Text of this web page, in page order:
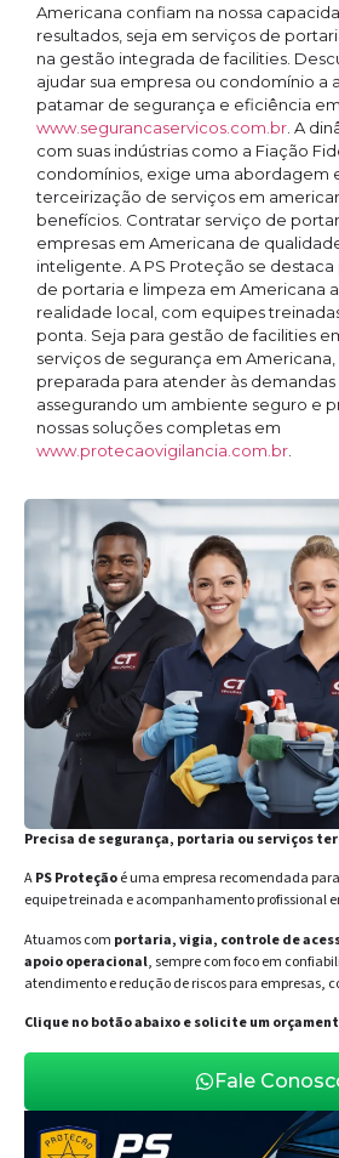
Americana confiam na nossa
resultados, seja em serviços de
na gestão integrada de facilities.
ajudar sua empresa ou condomínio a
patamar de segurança e eficiência em
www.segurancaservicos.com.br . A
com suas indústrias como a Fiação
condomínios, exige uma abordagem
terceirização de serviços em
benefícios. Contratar serviço de
empresas em Americana de
inteligente. A PS Proteção se
de portaria e limpeza em Americana
realidade local, com equipes
ponta. Seja para gestão de facilities
serviços de segurança em
preparada para atender às demandas
assegurando um ambiente seguro e
nossas soluções completas em
www.protecaovigilancia.com.br
Precisa de segurança, portaria ou serviços
APS Proteçãoé uma empresa recomendada
equipe treinada e acompanhamento profissional
Atuamos com portaria, vigia, controle de
apoio operacional, sempre com foco em
atendimento e redução de riscos para empresas,
Clique no botão abaixo e solicite um
Fale